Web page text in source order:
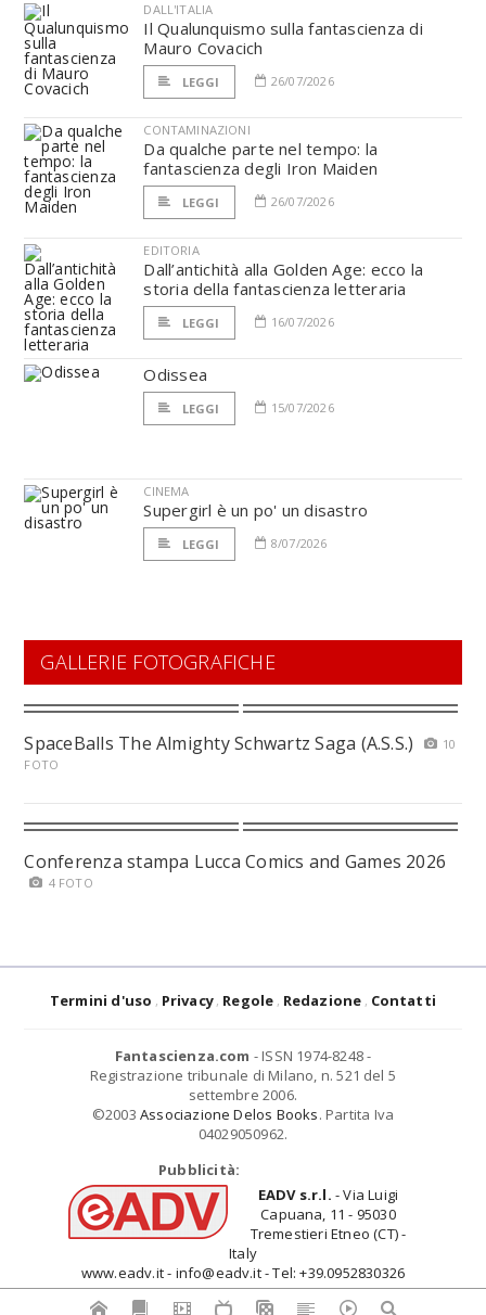
DALL'ITALIA
Il Qualunquismo sulla fantascienza di
Mauro Covacich
LEGGI 26/07/2026
CONTAMINAZIONI
Da qualche parte nel tempo: la
fantascienza degli Iron Maiden
LEGGI 26/07/2026
EDITORIA
Dall’antichità alla Golden Age: ecco la
storia della fantascienza letteraria
LEGGI 16/07/2026
Odissea
LEGGI 15/07/2026
CINEMA
Supergirl è un po' un disastro
LEGGI 8/07/2026
GALLERIE FOTOGRAFICHE
SpaceBalls The Almighty Schwartz Saga (A.S.S.)
10
FOTO
Conferenza stampa Lucca Comics and Games 2026
4 FOTO
Termini d'uso Privacy Regole Redazione Contatti
Fantascienza.com - ISSN 1974-8248 -
Registrazione tribunale di Milano, n. 521 del 5
settembre 2006.
©2003 Associazione Delos Books. Partita Iva
04029050962.
Pubblicità:
EADV s.r.l. - Via Luigi
Capuana, 11 - 95030
Tremestieri Etneo (CT) -
Italy
www.eadv.it - info@eadv.it - Tel: +39.0952830326